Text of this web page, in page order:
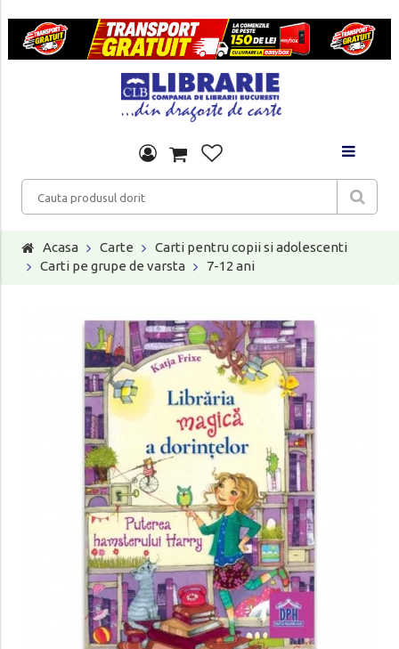
Acasa Carte
Carti pentru copii si adolescenti
Carti pe grupe de varsta
7-12 ani